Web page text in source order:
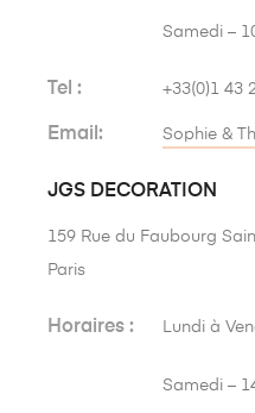
Samedi –
Tel : +33(0)1 43
Email: Sophie &
JGS DECORATION
159 Rue du Faubourg
Paris
Horaires : Lundi à
Samedi –